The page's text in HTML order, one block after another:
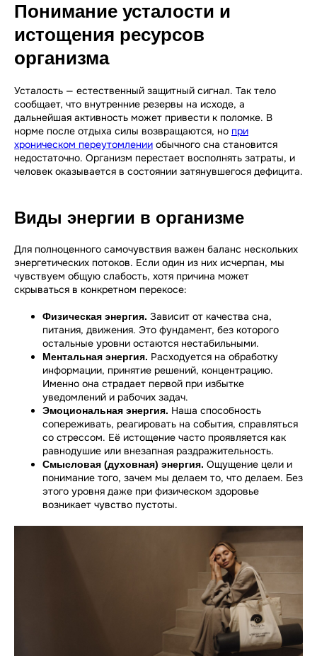
Понимание усталости и
истощения ресурсов
организма
Усталость — естественный защитный сигнал. Так тело
сообщает, что внутренние резервы на исходе, а
дальнейшая активность может привести к поломке. В
норме после отдыха силы возвращаются, но при
хроническом переутомлении обычного сна становится
недостаточно. Организм перестает восполнять затраты, и
человек оказывается в состоянии затянувшегося дефицита.
Виды энергии в организме
Для полноценного самочувствия важен баланс нескольких
энергетических потоков. Если один из них исчерпан, мы
чувствуем общую слабость, хотя причина может
скрываться в конкретном перекосе:
Физическая энергия. Зависит от качества сна,
питания, движения. Это фундамент, без которого
остальные уровни остаются нестабильными.
Ментальная энергия. Расходуется на обработку
информации, принятие решений, концентрацию.
Именно она страдает первой при избытке
уведомлений и рабочих задач.
Эмоциональная энергия. Наша способность
сопереживать, реагировать на события, справляться
со стрессом. Её истощение часто проявляется как
равнодушие или внезапная раздражительность.
Смысловая (духовная) энергия. Ощущение цели и
понимание того, зачем мы делаем то, что делаем. Без
этого уровня даже при физическом здоровье
возникает чувство пустоты.